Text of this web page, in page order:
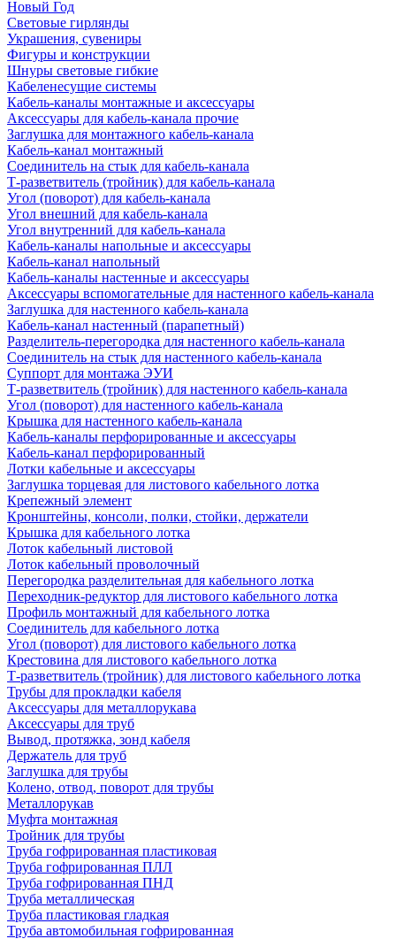
Новый Год
Световые гирлянды
Украшения, сувениры
Фигуры и конструкции
Шнуры световые гибкие
Кабеленесущие системы
Кабель-каналы монтажные и аксессуары
Аксессуары для кабель-канала прочие
Заглушка для монтажного кабель-канала
Кабель-канал монтажный
Соединитель на стык для кабель-канала
Т-разветвитель (тройник) для кабель-канала
Угол (поворот) для кабель-канала
Угол внешний для кабель-канала
Угол внутренний для кабель-канала
Кабель-каналы напольные и аксессуары
Кабель-канал напольный
Кабель-каналы настенные и аксессуары
Аксессуары вспомогательные для настенного кабель-канала
Заглушка для настенного кабель-канала
Кабель-канал настенный (парапетный)
Разделитель-перегородка для настенного кабель-канала
Соединитель на стык для настенного кабель-канала
Суппорт для монтажа ЭУИ
Т-разветвитель (тройник) для настенного кабель-канала
Угол (поворот) для настенного кабель-канала
Крышка для настенного кабель-канала
Кабель-каналы перфорированные и аксессуары
Кабель-канал перфорированный
Лотки кабельные и аксессуары
Заглушка торцевая для листового кабельного лотка
Крепежный элемент
Кронштейны, консоли, полки, стойки, держатели
Крышка для кабельного лотка
Лоток кабельный листовой
Лоток кабельный проволочный
Перегородка разделительная для кабельного лотка
Переходник-редуктор для листового кабельного лотка
Профиль монтажный для кабельного лотка
Соединитель для кабельного лотка
Угол (поворот) для листового кабельного лотка
Крестовина для листового кабельного лотка
Т-разветвитель (тройник) для листового кабельного лотка
Трубы для прокладки кабеля
Аксессуары для металлорукава
Аксессуары для труб
Вывод, протяжка, зонд кабеля
Держатель для труб
Заглушка для трубы
Колено, отвод, поворот для трубы
Металлорукав
Муфта монтажная
Тройник для трубы
Труба гофрированная пластиковая
Труба гофрированная ПЛЛ
Труба гофрированная ПНД
Труба металлическая
Труба пластиковая гладкая
Труба автомобильная гофрированная